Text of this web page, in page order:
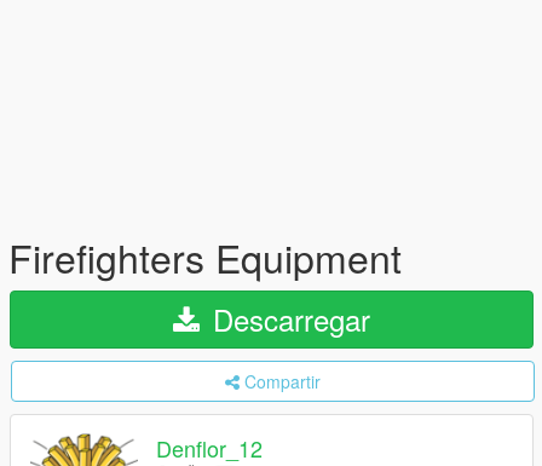
Firefighters Equipment
Descarregar
Compartir
Denflor_12